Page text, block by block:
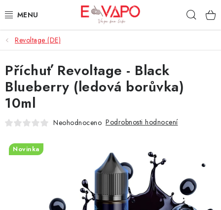
na
3D TISK
TIPY ZA DOBROU CENU
AROMATA A PŘÍCHUTĚ
BÁZE
E-LIQUIDY
NIKOTINOVÉ SÁČKY
Revoltage (DE)
Příchuť Revoltage - Black
Blueberry (ledová borůvka)
10ml
Neohodnoceno Podrobnosti hodnocení
Novinka